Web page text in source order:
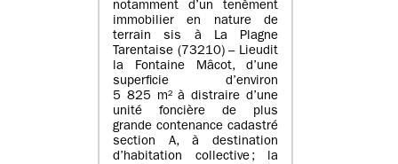
notamment d’un tenèment
immobilier en nature de
terrain sis à La Plagne
Tarentaise (73210) – Lieudit
la Fontaine Mâcot, d’une
superficie d’environ
5 825 m² à distraire d’une
unité foncière de plus
grande contenance cadastré
section A, à destination
d’habitation collective ; la